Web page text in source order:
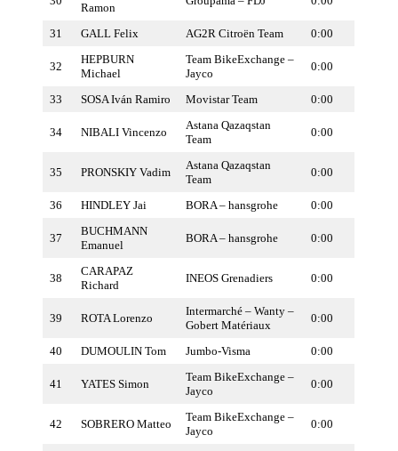
Ramon
31 GALL Felix AG2R Citroën Team 0:00
32
HEPBURN
Michael
Team BikeExchange –
Jayco
0:00
33 SOSA Iván Ramiro Movistar Team 0:00
34 NIBALI Vincenzo
Astana Qazaqstan
Team
0:00
35 PRONSKIY Vadim
Astana Qazaqstan
Team
0:00
36 HINDLEY Jai BORA – hansgrohe 0:00
37
BUCHMANN
Emanuel
BORA – hansgrohe 0:00
38
CARAPAZ
Richard
INEOS Grenadiers 0:00
39 ROTA Lorenzo
Intermarché – Wanty –
Gobert Matériaux
0:00
40 DUMOULIN Tom Jumbo-Visma 0:00
41 YATES Simon
Team BikeExchange –
Jayco
0:00
42 SOBRERO Matteo
Team BikeExchange –
Jayco
0:00